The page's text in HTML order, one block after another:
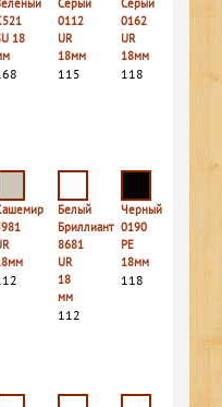
18
Серый
0112
UR
18мм
115
Серый
0162
UR
18мм
118
Белый
Бриллиант
8681
UR
18
мм
112
Черный
0190
PE
18мм
118